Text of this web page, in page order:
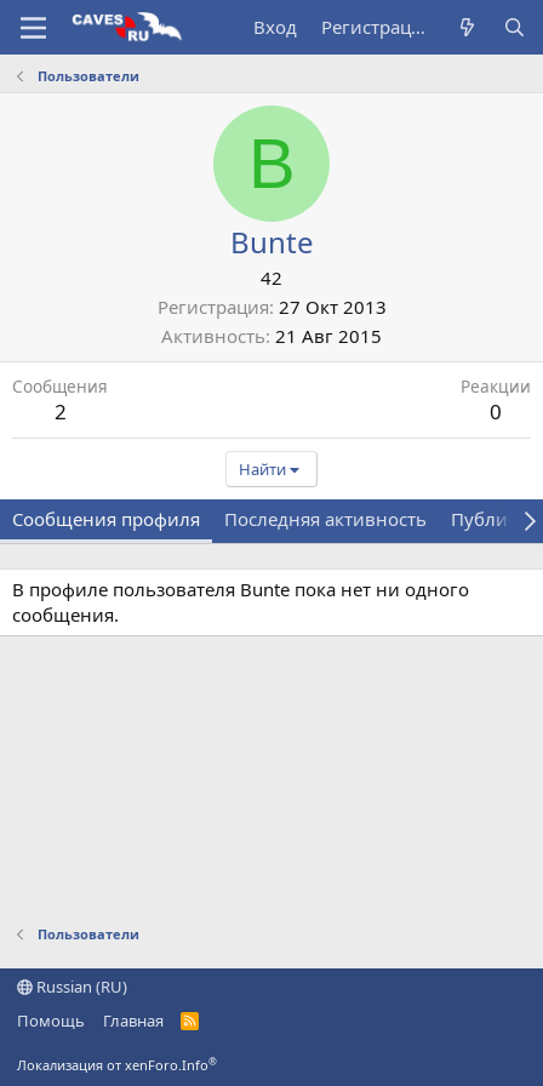
Вход Регистрация
Пользователи
B
Bunte
42
Регистрация 27 Окт 2013
Активность 21 Авг 2015
Сообщения
2
Реакции
0
Найти
Сообщения профиля Последняя активность
В профиле пользователя Bunte пока нет ни одного
сообщения.
Пользователи
Russian (RU)
Помощь
Главная
R
Локализация от xenForo.Info®